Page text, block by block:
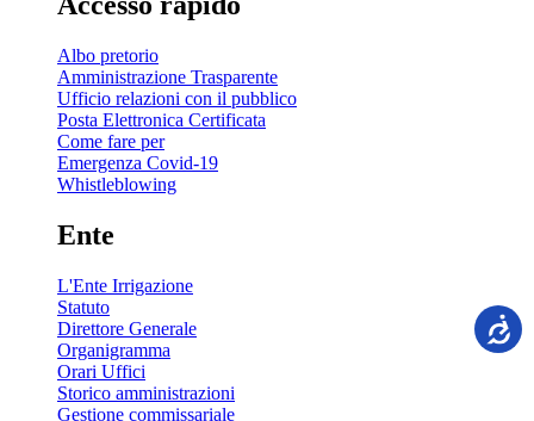
Albo pretorio
Amministrazione Trasparente
Ufficio relazioni con il pubblico
Posta Elettronica Certificata
Come fare per
Emergenza Covid-19
Whistleblowing
Ente
L'Ente Irrigazione
Statuto
Direttore Generale
Organigramma
Orari Uffici
Storico amministrazioni
Gestione commissariale